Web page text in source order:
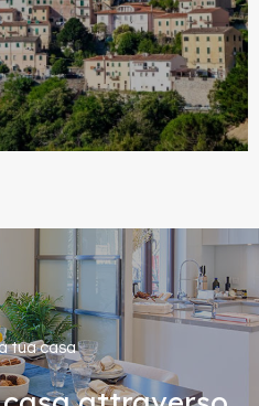
tua casa